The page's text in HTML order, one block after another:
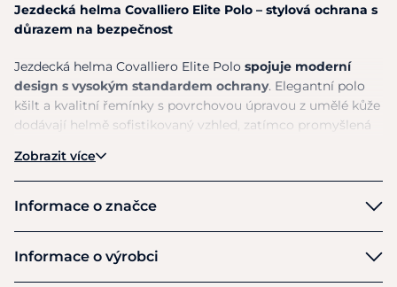
Jezdecká helma Covalliero Elite Polo – stylová ochrana s
důrazem na bezpečnost
Jezdecká helma Covalliero Elite Polo spojuje moderní
design s vysokým standardem ochrany. Elegantní polo
kšilt a kvalitní řemínky s povrchovou úpravou z umělé kůže
dodávají helmě sofistikovaný vzhled, zatímco promyšlená
Helma je vyrobenas extra pevnou ABS skořepinou, která
poskytuje spolehlivou ochranu hlavy při pádu nebo nárazu
Zobrazit více
Informace o značce
Kerbl
Informace o výrobci